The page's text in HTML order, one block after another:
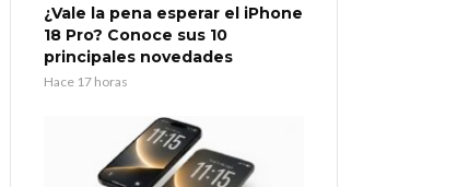
¿Vale la pena esperar el iPhone
18 Pro? Conoce sus 10
principales novedades
Hace 17 horas